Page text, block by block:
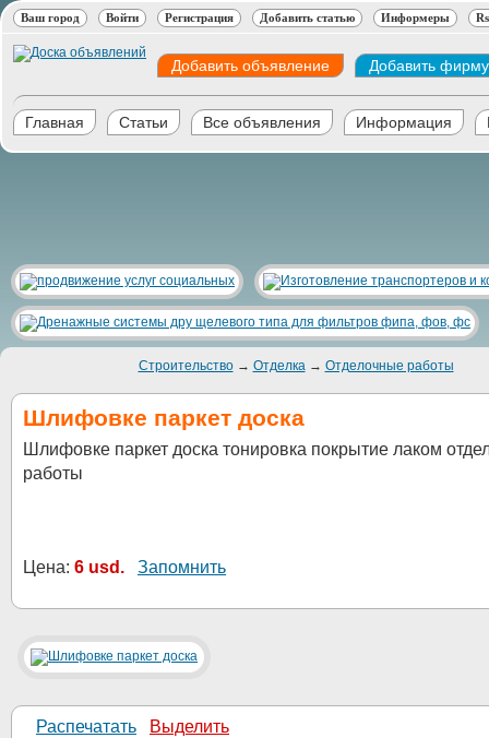
Ваш город Войти Регистрация Добавить статью Информеры
Добавить объявление Добавить фирму
Главная Статьи Все объявления Информация
Строительство→ Отделка→ Отделочные работы
Шлифовке паркет доска
Шлифовке паркет доска тонировка покрытие лаком
работы
Цена: 6 usd. Запомнить
Распечатать Выделить